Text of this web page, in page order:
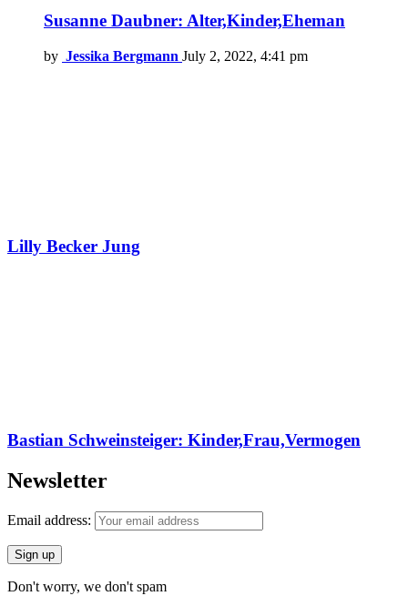
Susanne Daubner: Alter,Kinder,Eheman
by Jessika Bergmann July 2, 2022, 4:41 pm
Lilly Becker Jung
Bastian Schweinsteiger: Kinder,Frau,Vermogen
Newsletter
Email address:
Don't worry, we don't spam